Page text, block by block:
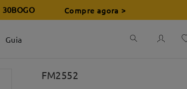
30BOGO Compre agora >
Guia
FM2552